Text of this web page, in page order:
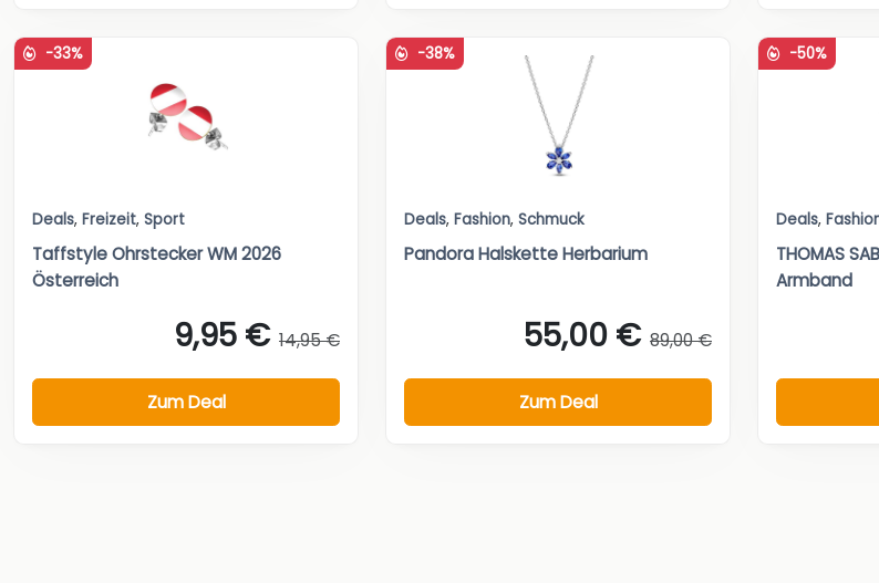
-33%
Deals, Freizeit, Sport
Taffstyle Ohrstecker WM 2026
Österreich
9,95 € 14,95 €
Zum Deal
-38%
Deals, Fashion, Schmuck
Pandora Halskette Herbarium
55,00 € 89,00 €
Zum Deal
-50%
Deals,
THOMAS
Armband